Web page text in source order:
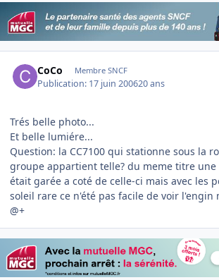
CoCo Membre SNCF
Publication: 17 juin 200620 ans
Trés belle photo...
Et belle lumiére...
Question: la CC7100 qui stationne sous la
groupe appartient telle? du meme titre
était garée a coté de celle-ci mais avec les
soleil rare ce n'été pas facile de voir l'engin
@+